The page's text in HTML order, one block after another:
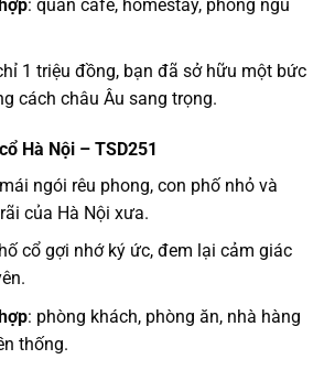
: quán café, homestay, phòng ngủ
1 triệu đồng, bạn đã sở hữu một bức
cách châu Âu sang trọng.
Hà Nội – TSD251
ngói rêu phong, con phố nhỏ và
của Hà Nội xưa.
cổ gợi nhớ ký ức, đem lại cảm giác
: phòng khách, phòng ăn, nhà hàng
thống.